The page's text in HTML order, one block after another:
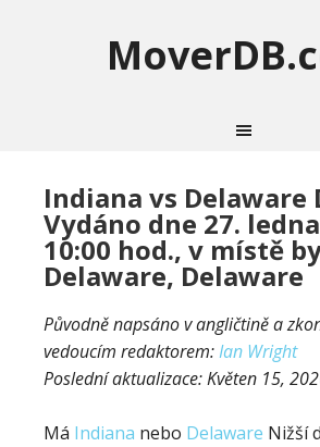
Indiana vs Delaware
Vydáno dne 27.
10:00 hod., v místě
Delaware, Delaware
Původně napsáno v angličtině a
vedoucím redaktorem:Ian Wright
Poslední aktualizace:Květen 15,
Má Indiana nebo Delaware Nižší